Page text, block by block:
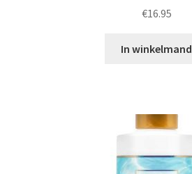
€16.95
In winkelmand